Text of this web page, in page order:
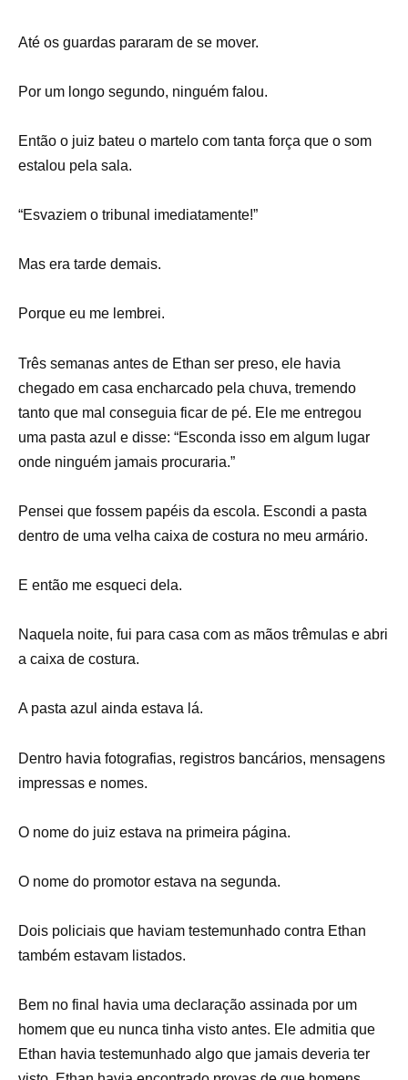
Até os guardas pararam de se mover.
Por um longo segundo, ninguém falou.
Então o juiz bateu o martelo com tanta força que o som
estalou pela sala.
“Esvaziem o tribunal imediatamente!”
Mas era tarde demais.
Porque eu me lembrei.
Três semanas antes de Ethan ser preso, ele havia
chegado em casa encharcado pela chuva, tremendo
tanto que mal conseguia ficar de pé. Ele me entregou
uma pasta azul e disse: “Esconda isso em algum lugar
onde ninguém jamais procuraria.”
Pensei que fossem papéis da escola. Escondi a pasta
dentro de uma velha caixa de costura no meu armário.
E então me esqueci dela.
Naquela noite, fui para casa com as mãos trêmulas e abri
a caixa de costura.
A pasta azul ainda estava lá.
Dentro havia fotografias, registros bancários, mensagens
impressas e nomes.
O nome do juiz estava na primeira página.
O nome do promotor estava na segunda.
Dois policiais que haviam testemunhado contra Ethan
também estavam listados.
Bem no final havia uma declaração assinada por um
homem que eu nunca tinha visto antes. Ele admitia que
Ethan havia testemunhado algo que jamais deveria ter